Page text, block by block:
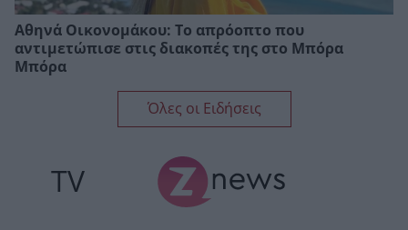
Αθηνά Οικονομάκου: Το απρόοπτο που
αντιμετώπισε στις διακοπές της στο Μπόρα
Μπόρα
Όλες οι Ειδήσεις
TV